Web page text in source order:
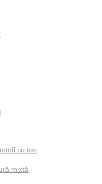
cu toc
mixtă